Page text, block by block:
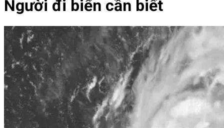
Người đi biển cần biết